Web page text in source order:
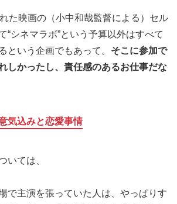
た映画の（小中和哉監督による）セル
“シネマラボ”という予算以外はすべて
という企画でもあって。 そこに参加で
しかったし、責任感のあるお仕事だな
気込みと恋愛事情
いては、
で主演を張っていた人は、やっぱりす